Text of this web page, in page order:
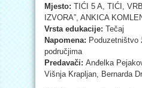
Mjesto: TIĆI 5 A, TIĆI,
IZVORA”, ANKICA
Vrsta edukacije: Tečaj
Napomena: Poduzetništvo
područjima
Predavači: Anđelka
Višnja Krapljan, Bernarda